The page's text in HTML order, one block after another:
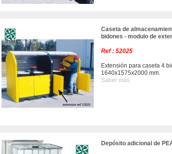
Caseta de
bidones - modulo de
Ref : 52025
Extensión para caseta 4
1640x1575x2000 mm.
Saber más
Depósito adicional de